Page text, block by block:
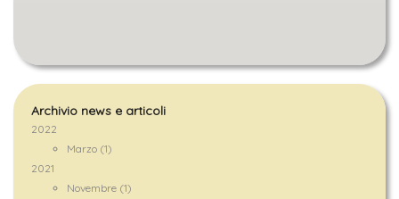
Archivio news e articoli
2022
Marzo (1)
2021
Novembre (1)